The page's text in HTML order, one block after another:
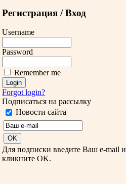
Регистрация / Вход
Username
Password
Remember me
Forgot login?
Подписаться на рассылку
Новости сайта
Для подписки введите Ваш e-mail и
кликните OK.